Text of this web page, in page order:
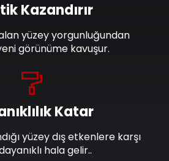
Katar
yüzey dış etkenlere karşı
hala gelir..
Kazandırır
yüzey yorgunluğundan
görünüme kavuşur.